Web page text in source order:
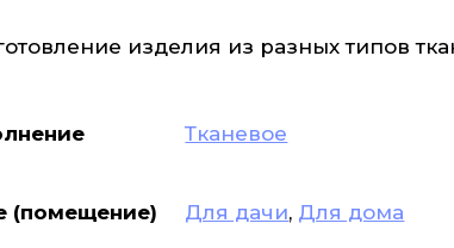
изделия из разных типов
Тканевое
(помещение) Для дачи, Для дома